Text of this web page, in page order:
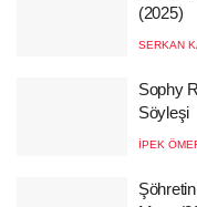
(2025)
SERKAN
Sophy
Söyleşi
İPEK